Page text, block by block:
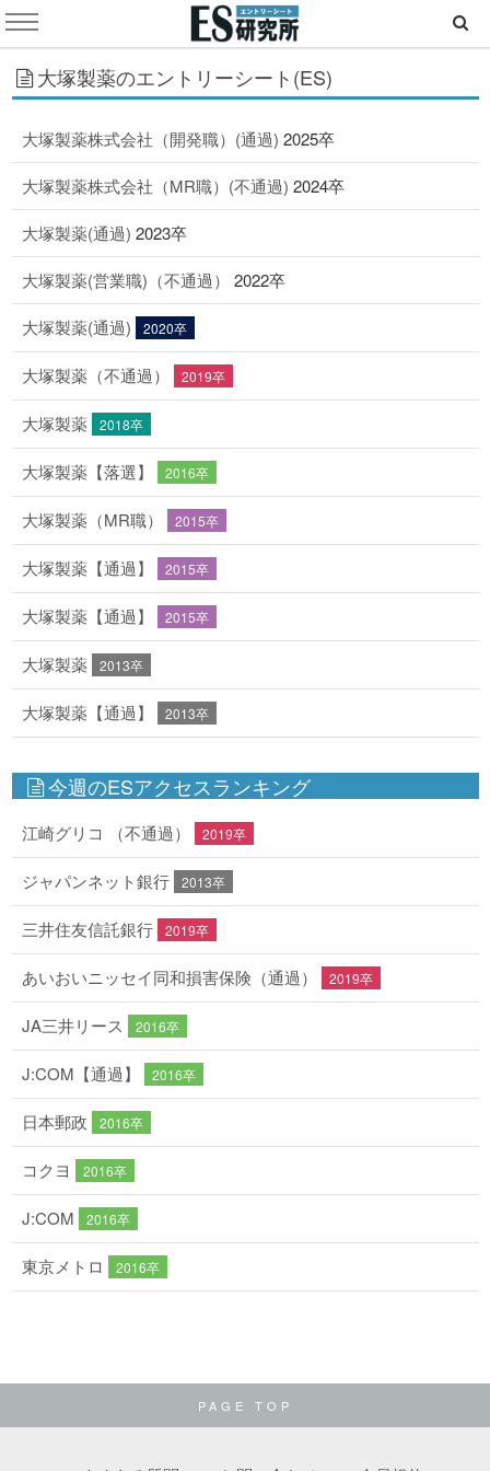
大塚製薬のエントリーシート(ES)
大塚製薬株式会社（開発職）(通過) 2025卒
大塚製薬株式会社（MR職）(不通過) 2024卒
大塚製薬(通過) 2023卒
大塚製薬(営業職)（不通過） 2022卒
大塚製薬(通過) 2020卒
大塚製薬（不通過） 2019卒
大塚製薬 2018卒
大塚製薬【落選】 2016卒
大塚製薬（MR職） 2015卒
大塚製薬【通過】 2015卒
大塚製薬【通過】 2015卒
大塚製薬 2013卒
大塚製薬【通過】 2013卒
今週のESアクセスランキング
江崎グリコ （不通過） 2019卒
ジャパンネット銀行 2013卒
三井住友信託銀行 2019卒
あいおいニッセイ同和損害保険（通過） 2019卒
JA三井リース 2016卒
J:COM【通過】 2016卒
日本郵政 2016卒
コクヨ 2016卒
J:COM 2016卒
東京メトロ 2016卒
PAGE TOP